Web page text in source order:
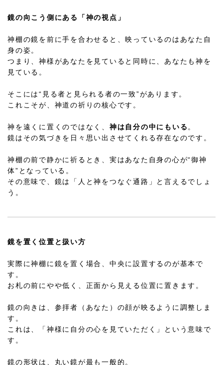
鏡の向こう側にある「神の視点」
神棚の鏡を前に手を合わせると、映っているのはあなた自
身の姿。
つまり、神様があなたを見ていると同時に、あなたも神を
見ている。
そこには“見る者と見られる者の一致”があります。
これこそが、神道の祈りの核心です。
神を遠くに置くのではなく、 神は自分の中にもいる 。
鏡はその気づきを日々思い出させてくれる存在なのです。
神棚の前で静かに祈るとき、実はあなた自身の心が“御神
体”となっている。
その意味で、鏡は「人と神をつなぐ通路」と言えるでしょ
う。
鏡を置く位置と扱い方
実際に神棚に鏡を置く場合、中央に設置するのが基本で
す。
お札の前にやや低く、正面から見える位置に置きます。
鏡の向きは、参拝者（あなた）の顔が映るように調整しま
す。
これは、「神様に自分の心を見ていただく」という意味で
す。
鏡の形状は、丸い鏡が最も一般的。